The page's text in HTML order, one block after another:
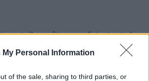
My Personal Information
of the sale, sharing to third parties, or
d’enquêter pour faire toute la
qui illustre une fois de plus les